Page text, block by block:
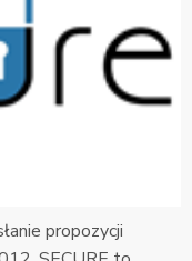
propozycji